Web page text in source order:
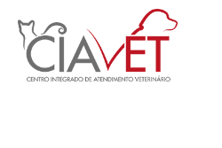
INICIAL
A CIAVET